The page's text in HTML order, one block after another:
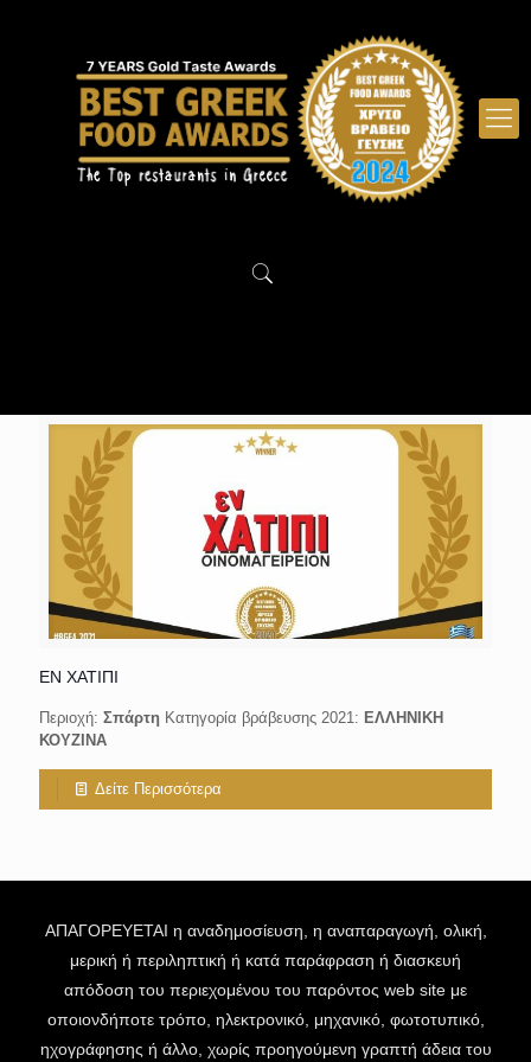
ΕΝ ΧΑΤΙΠΙ
Περιοχή: Σπάρτη Κατηγορία βράβευσης 2021: ΕΛΛΗΝΙΚΗ
ΚΟΥΖΙΝΑ
Δείτε Περισσότερα
ΑΠΑΓΟΡΕΥΕΤΑΙ η αναδημοσίευση, η αναπαραγωγή, ολική,
μερική ή περιληπτική ή κατά παράφραση ή διασκευή
απόδοση του περιεχομένου του παρόντος web site με
οποιονδήποτε τρόπο, ηλεκτρονικό, μηχανικό, φωτοτυπικό,
ηχογράφησης ή άλλο, χωρίς προηγούμενη γραπτή άδεια του